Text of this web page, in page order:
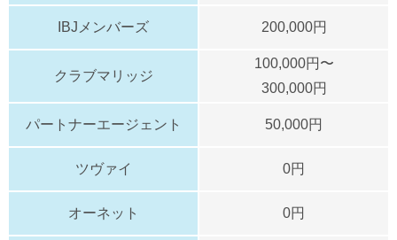
IBJメンバーズ 200,000円
クラブマリッジ
100,000円〜
300,000円
パートナーエージェント 50,000円
ツヴァイ 0円
オーネット 0円